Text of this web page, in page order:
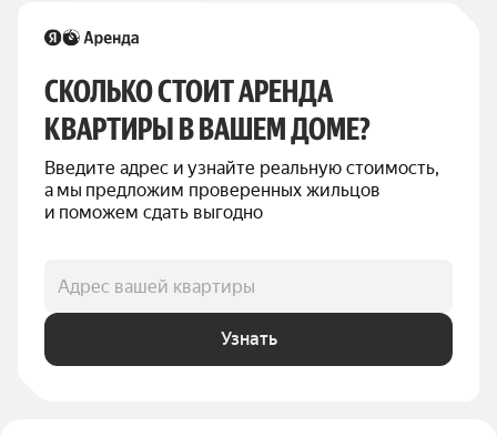
СКОЛЬКО СТОИТ АРЕНДА
КВАРТИРЫ В ВАШЕМ ДОМЕ?
Введите адрес и узнайте реальную стоимость,
а мы предложим проверенных жильцов
и поможем сдать выгодно
Адрес вашей квартиры
Узнать